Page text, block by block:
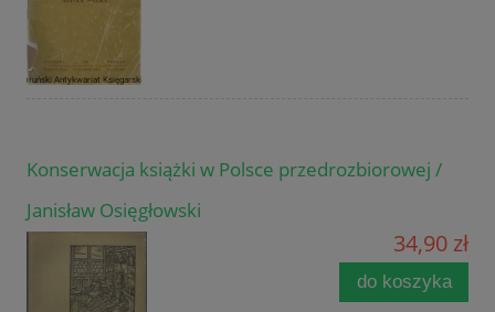
Konserwacja książki w Polsce przedrozbiorowej /
Janisław Osięgłowski
34,90 zł
do koszyka